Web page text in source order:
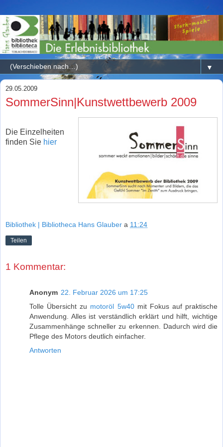
▼
29.05.2009
SommerSinn|Kunstwettbewerb 2009
Die Einzelheiten
finden Sie hier
Bibliothek | Bibliotheca Hans Glauber a 11:24
Teilen
1 Kommentar:
Anonym 22. Februar 2026 um 17:25
Tolle Übersicht zu motoröl 5w40mit Fokus auf praktische
Anwendung. Alles ist verständlich erklärt und hilft, wichtige
Zusammenhänge schneller zu erkennen. Dadurch wird die
Pflege des Motors deutlich einfacher.
Antworten